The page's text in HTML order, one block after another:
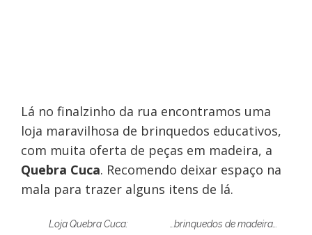
Lá no finalzinho da rua encontramos uma
loja maravilhosa de brinquedos educativos,
com muita oferta de peças em madeira, a
Quebra Cuca. Recomendo deixar espaço na
mala para trazer alguns itens de lá.
Loja Quebra Cuca: …brinquedos de madeira…